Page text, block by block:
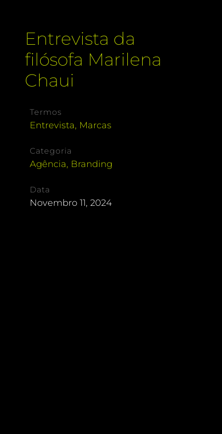
Entrevista da
filósofa Marilena
Chaui
Termos
Entrevista, Marcas
Categoria
Agência, Branding
Data
Novembro 11, 2024